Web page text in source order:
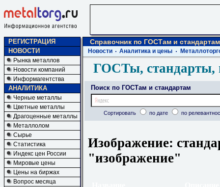
РЕГИСТРАЦИЯ
НОВОСТИ
Рынка металлов
Новости компаний
Информагентства
АНАЛИТИКА
Черные металлы
Цветные металлы
Драгоценные металлы
Металлолом
Сырье
Статистика
Индекс цен России
Мировые цены
Цены на биржах
Вопрос месяца
Справочник по ГОСТам и стандартам
Новости Аналитика и цены
ГОСТы, стандарты,
Поиск по ГОСТам и стандартам
Сортировать по дате по
Изображение:
"изображение"